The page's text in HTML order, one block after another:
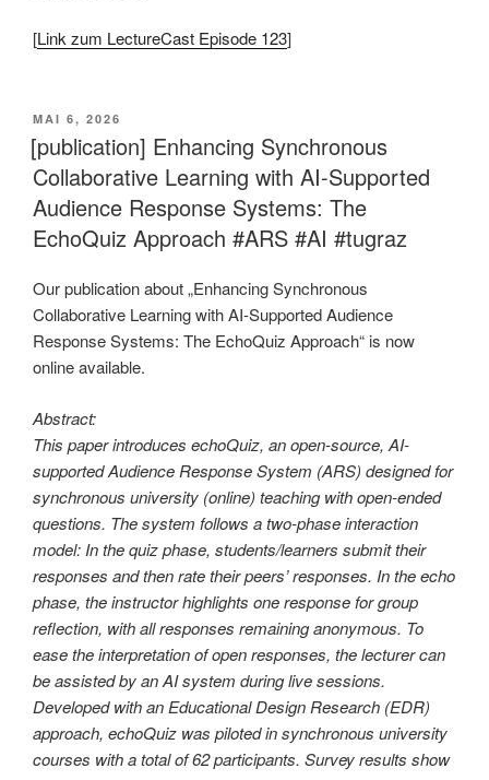
[Link zum LectureCast Episode 123]
VERÖFFENTLICHT
AM
MAI 6, 2026
[publication] Enhancing Synchronous
Collaborative Learning with AI-Supported
Audience Response Systems: The
EchoQuiz Approach #ARS #AI #tugraz
Our publication about „Enhancing Synchronous
Collaborative Learning with AI-Supported Audience
Response Systems: The EchoQuiz Approach“ is now
online available.
Abstract:
This paper introduces echoQuiz, an open-source, AI-
supported Audience Response System (ARS) designed for
synchronous university (online) teaching with open-ended
questions. The system follows a two-phase interaction
model: In the quiz phase, students/learners submit their
responses and then rate their peers’ responses. In the echo
phase, the instructor highlights one response for group
reflection, with all responses remaining anonymous. To
ease the interpretation of open responses, the lecturer can
be assisted by an AI system during live sessions.
Developed with an Educational Design Research (EDR)
approach, echoQuiz was piloted in synchronous university
courses with a total of 62 participants. Survey results show